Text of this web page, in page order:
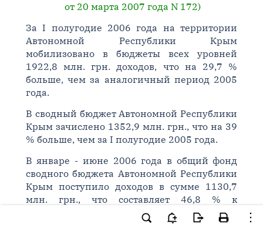
от 20 марта 2007 года N 172)
За I полугодие 2006 года на территории
Автономной Республики Крым
мобилизовано в бюджеты всех уровней
1922,8 млн. грн. доходов, что на 29,7 %
больше, чем за аналогичный период 2005
года.
В сводный бюджет Автономной Республики
Крым зачислено 1352,9 млн. грн., что на 39
% больше, чем за I полугодие 2005 года.
В январе - июне 2006 года в общий фонд
сводного бюджета Автономной Республики
Крым поступило доходов в сумме 1130,7
млн. грн., что составляет 46,8 % к
прогнозным показателям Министерства
финансов Украины на год и 98,4 % к